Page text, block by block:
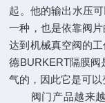
起。他的输出水压
一种，也是依靠阀
达到机械真空阀的
德BURKERT隔膜
气的，因此它是可以
阀门产品越来越